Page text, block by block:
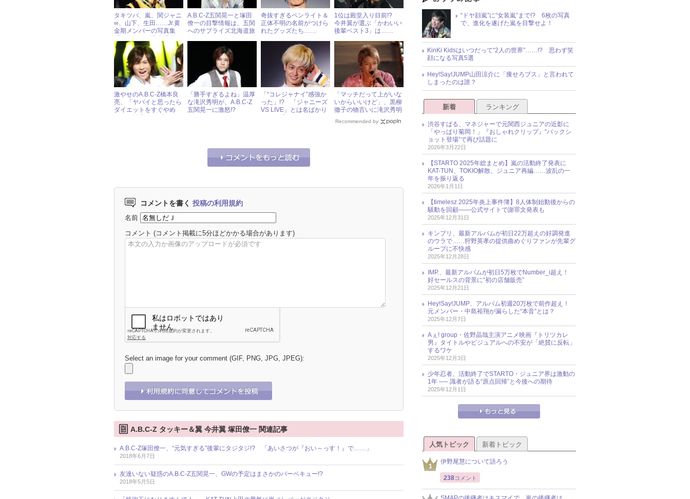
タキツバ、嵐、関ジャニ
∞、山下、生田……Jr.黄
金期メンバーの写真集
をチラ見せ
A.B.C-Z五関晃一と塚田
僚一の目撃情報は、五関
へのサプライズ北海道旅
奇抜すぎるペンライト＆
正体不明の名前がつけら
れたグッズたち……
ッズが今年も話題！
1位は殿堂入り目前!?
今井翼が選ぶ「かわいい
後輩ベスト3」は……
激やせのA.B.C-Z橋本良
亮、「ヤバイと思ったら
ダイエットをすぐやめ
「勝手すぎるよね」温厚
な滝沢秀明が、A.B.C-Z
五関晃一に激怒!?
「“コレジャナイ”感強か
った」!? 「ジャニーズ
VS LIVE」とは名ばかり
「マッチだって上がいな
いからいいけど」、黒柳
徹子の物言いに滝沢秀明
Recommended by
コメントを書く 投稿の利用規約
名前
コメント (コメント掲載に5分ほどかかる場合があります)
Select an image for your comment (GIF, PNG, JPG, JPEG):
A.B.C-Z タッキー＆翼 今井翼 塚田僚一 関連記事
A.B.C-Z塚田僚一、“元気すぎる”後輩にタジタジ!? 「あいさつが『おい～っす！』で……」
2018年6月7日
友達いない疑惑のA.B.C-Z五関晃一、GWの予定はまさかのバーベキュー!?
2018年5月5日
“ドヤ顔嵐”に“女装嵐”まで!? 6枚の写真
で、進化を遂げた嵐を目撃せよ！
KinKi Kidsはいつだって“2人の世界”……!? 思わず笑
顔になる写真5選
Hey!Say!JUMP山田涼介に「痩せろブス」と言われて
しまったのは誰？
新着 ランキング
渋谷すばる、マネジャーで元関西ジュニアの近影に
「やっぱり菊岡！」『おしゃれクリップ』“バックシ
ョット登場”で再び話題に
2026年3月22日
【STARTO 2025年総まとめ】嵐の活動終了発表に
KAT-TUN、TOKIO解散、ジュニア再編……波乱の一
年を振り返る
2026年1月1日
【timelesz 2025年炎上事件簿】8人体制始動後からの
騒動を回顧――公式サイトで謝罪文発表も
2025年12月31日
キンプリ、最新アルバムが初日22万超えの好調発進
のウラで……狩野英孝の提供曲めぐりファンが先輩グ
ループに不快感
2025年12月28日
IMP.、最新アルバムが初日5万枚でNumber_i超え！
好セールスの背景に“初の店舗販売”
2025年12月21日
Hey!Say!JUMP、アルバム初週20万枚で前作超え！
元メンバー・中島裕翔が漏らした“本音”とは？
2025年12月7日
Aぇ! group・佐野晶哉主演アニメ映画『トリツカレ
男』タイトルやビジュアルへの不安が「絶賛に反転」
するワケ
2025年12月3日
少年忍者、活動終了でSTARTO・ジュニア界は激動の
1年 ── 識者が語る“原点回帰”と今後への期待
2025年12月1日
人気トピック 新着トピック
伊野尾慧について語ろう
238コメント